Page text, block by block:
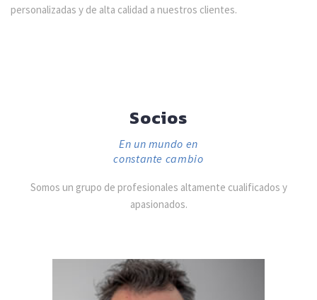
personalizadas y de alta calidad a nuestros clientes.
Socios
En un mundo en
constante cambio
Somos un grupo de profesionales altamente cualificados y
apasionados.